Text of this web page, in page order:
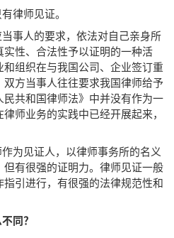
师见证。
人的要求，依法对自己亲身所
性、合法性予以证明的一种活
组织在与我国公司、企业签订重
方当事人往往要求我国律师给予
共和国律师法》中并没有作为一
师业务的实践中已经开展起来，
见证人，以律师事务所的名义
有很强的证明力。律师见证一般
引进行，有很强的法律规范性和
同？